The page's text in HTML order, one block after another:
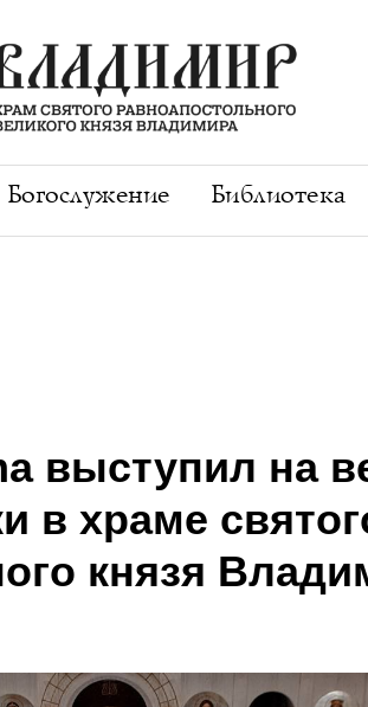
Богослужение Библиотека
выступил на
в храме
князя